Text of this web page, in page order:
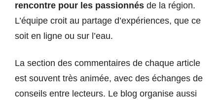
rencontre pour les passionnés de la région.
L’équipe croit au partage d’expériences, que ce
soit en ligne ou sur l’eau.
La section des commentaires de chaque article
est souvent très animée, avec des échanges de
conseils entre lecteurs. Le blog organise aussi